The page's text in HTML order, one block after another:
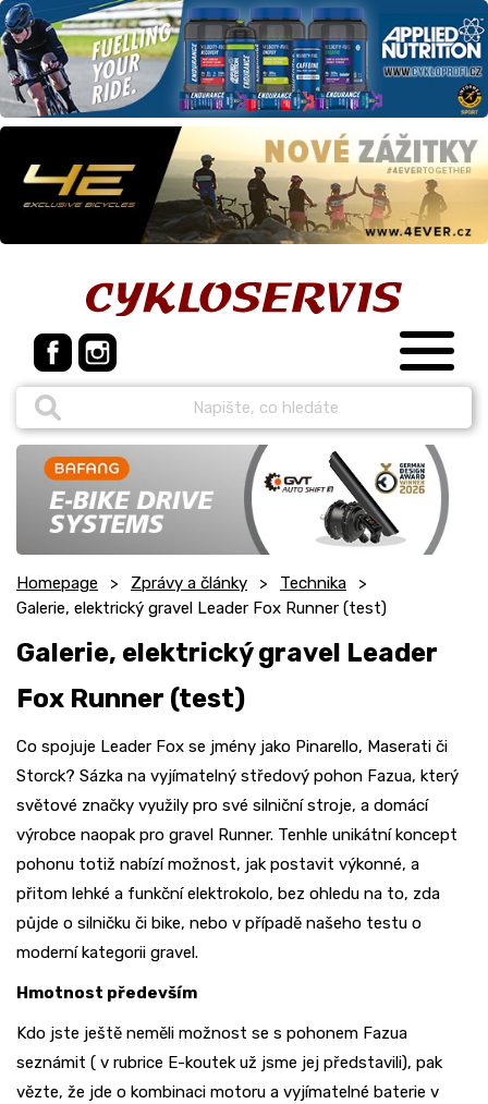
Homepage Zprávy a články
Technika
Galerie, elektrický gravel Leader Fox Runner (test)
Galerie, elektrický gravel Leader
Fox Runner (test)
Co spojuje Leader Fox se jmény jako Pinarello, Maserati či
Storck? Sázka na vyjímatelný středový pohon Fazua, který
světové značky využily pro své silniční stroje, a domácí
výrobce naopak pro gravel Runner. Tenhle unikátní koncept
pohonu totiž nabízí možnost, jak postavit výkonné, a
přitom lehké a funkční elektrokolo, bez ohledu na to, zda
půjde o silničku či bike, nebo v případě našeho testu o
moderní kategorii gravel.
Hmotnost především
Kdo jste ještě neměli možnost se s pohonem Fazua
seznámit ( v rubrice E-koutek už jsme jej představili), pak
vězte, že jde o kombinaci motoru a vyjímatelné baterie v